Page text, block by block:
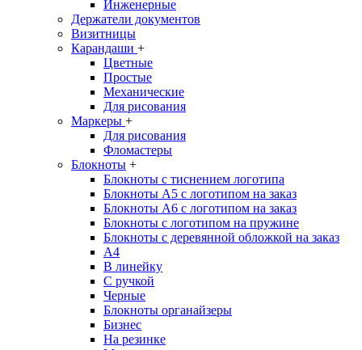
Инженерные
Держатели документов
Визитницы
Карандаши +
Цветные
Простые
Механические
Для рисования
Маркеры +
Для рисования
Фломастеры
Блокноты +
Блокноты с тиснением логотипа
Блокноты А5 с логотипом на заказ
Блокноты А6 с логотипом на заказ
Блокноты с логотипом на пружине
Блокноты с деревянной обложкой на заказ
A4
В линейку
С ручкой
Черные
Блокноты органайзеры
Бизнес
На резинке